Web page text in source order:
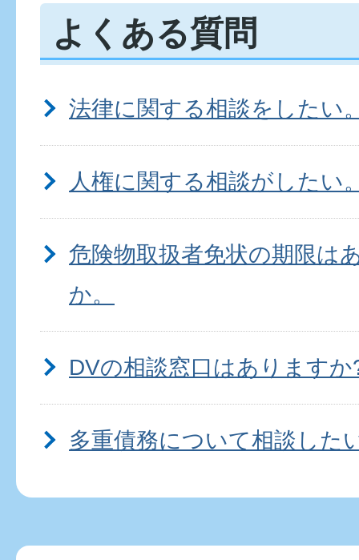
よくある質問
法律に関する相談をしたい
人権に関する相談がしたい
危険物取扱者免状の期限は
か。
DVの相談窓口はありますか
多重債務について相談した